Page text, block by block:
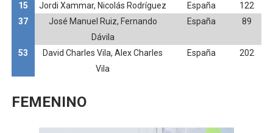
15
Jordi Xammar, Nicolás Rodríguez España
122
37
José Manuel Ruiz, Fernando
Dávila
España 89
53
David Charles Vila, Alex Charles
Vila
España 202
FEMENINO